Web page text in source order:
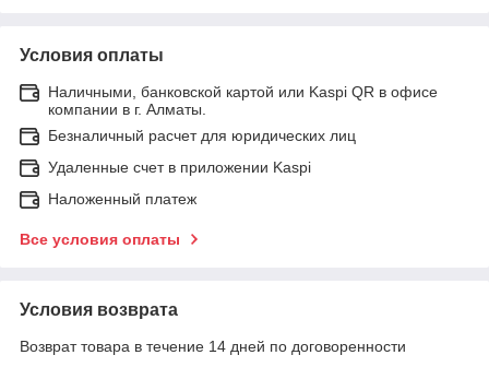
Условия оплаты
Наличными, банковской картой или Kaspi QR в офисе
компании в г. Алматы.
Безналичный расчет для юридических лиц
Удаленные счет в приложении Kaspi
Наложенный платеж
Все условия оплаты
Условия возврата
Возврат товара в течение 14 дней по договоренности